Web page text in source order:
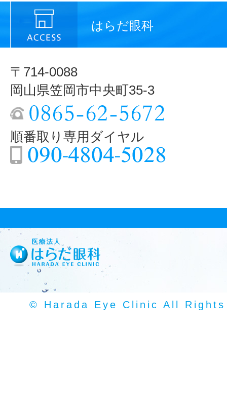
はらだ眼科
〒714-0088
岡山県笠岡市中央町35-3
順番取り専用ダイヤル
© Harada Eye Clinic All